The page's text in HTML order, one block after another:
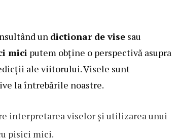
un dictionar de vise sau
mici putem obține o perspectivă asupra
ale viitorului. Visele sunt
la întrebările noastre.
interpretarea viselor și utilizarea unui
pisici mici.